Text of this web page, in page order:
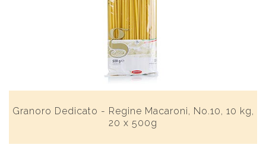
Granoro Dedicato - Regine Macaroni, No.10, 10 kg,
20 x 500g